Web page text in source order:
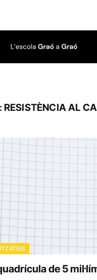
RESISTÈNCIA AL
de 5